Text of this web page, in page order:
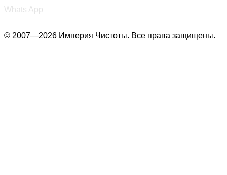
Whats App
© 2007—2026 Империя Чистоты. Все права защищены.